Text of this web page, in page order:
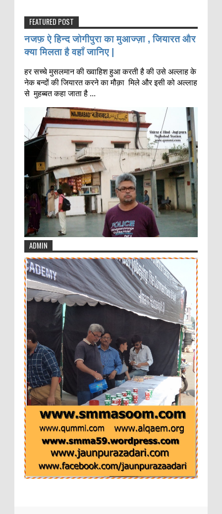
FEATURED POST
नजफ़ ऐ हिन्द जोगीपुरा का मुआज्ज़ा , जियारत और
क्या मिलता है वहाँ जानिए |
हर सच्चे मुसलमान की ख्वाहिश हुआ करती है की उसे अल्लाह के
नेक बन्दों की जियारत करने का मौक़ा मिले और इसी को अल्लाह
से मुहब्बत कहा जाता है ...
ADMIN